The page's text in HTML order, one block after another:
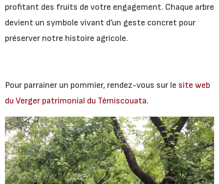
profitant des fruits de votre engagement. Chaque arbre
devient un symbole vivant d’un geste concret pour
préserver notre histoire agricole.
Pour parrainer un pommier, rendez-vous sur le site web
du Verger patrimonial du Témiscouata.